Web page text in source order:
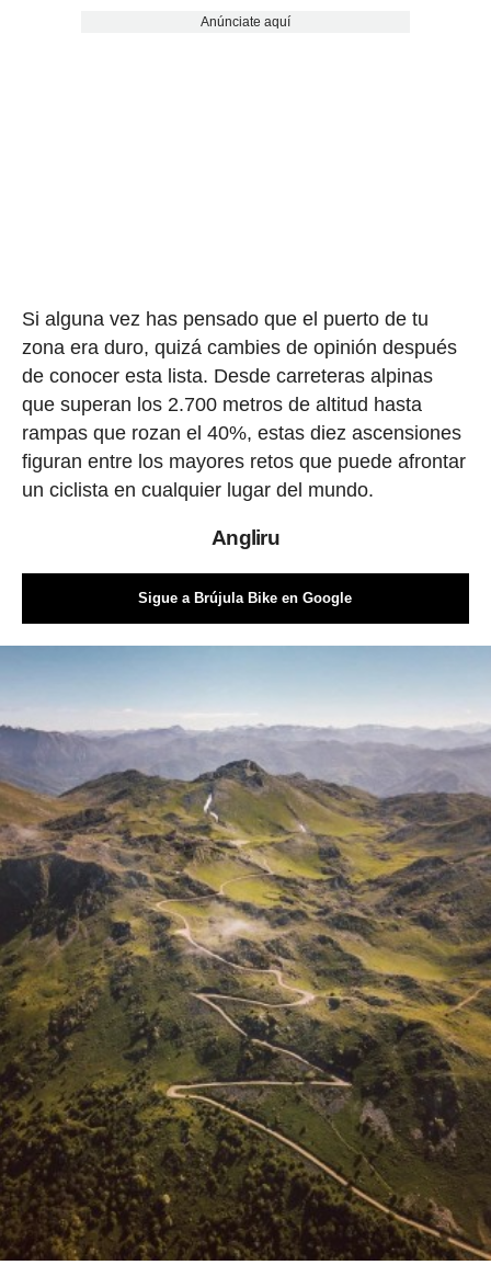
Anúnciate aquí
Si alguna vez has pensado que el puerto de tu
zona era duro, quizá cambies de opinión después
de conocer esta lista. Desde carreteras alpinas
que superan los 2.700 metros de altitud hasta
rampas que rozan el 40%, estas diez ascensiones
figuran entre los mayores retos que puede afrontar
un ciclista en cualquier lugar del mundo.
Angliru
Sigue a Brújula Bike en Google